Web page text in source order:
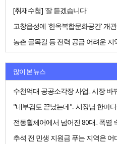
[취재수첩] '잘 듣겠습니다'
고창읍성에 '한옥복합문화공간' 개관
농촌 골목길 등 전력 공급 어려운
많이 본 뉴스
수천억대 공공소각장 사업.. 시장 바
"내부검토 끝났는데".. 시장님 한마
전동휠체어에서 넘어진 80대.. 폭염
추석 전 민생 지원금 푸는 지역은 어